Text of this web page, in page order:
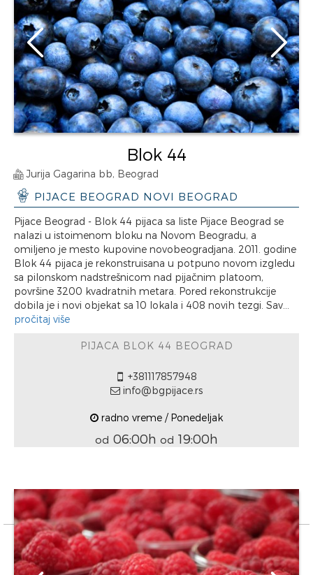
Blok 44
Jurija Gagarina bb, Beograd
PIJACE BEOGRAD NOVI BEOGRAD
Pijace Beograd - Blok 44 pijaca sa liste Pijace Beograd se
nalazi u istoimenom bloku na Novom Beogradu, a
omiljeno je mesto kupovine novobeogradjana. 2011. godine
Blok 44 pijaca je rekonstruisana u potpuno novom izgledu
sa pilonskom nadstrešnicom nad pijačnim platoom,
površine 3200 kvadratnih metara. Pored rekonstrukcije
dobila je i novi objekat sa 10 lokala i 408 novih tezgi. Sav...
pročitaj više
PIJACA BLOK 44 BEOGRAD
+381117857948
info@bgpijace.rs
radno vreme / Ponedeljak
od 06:00h od 19:00h